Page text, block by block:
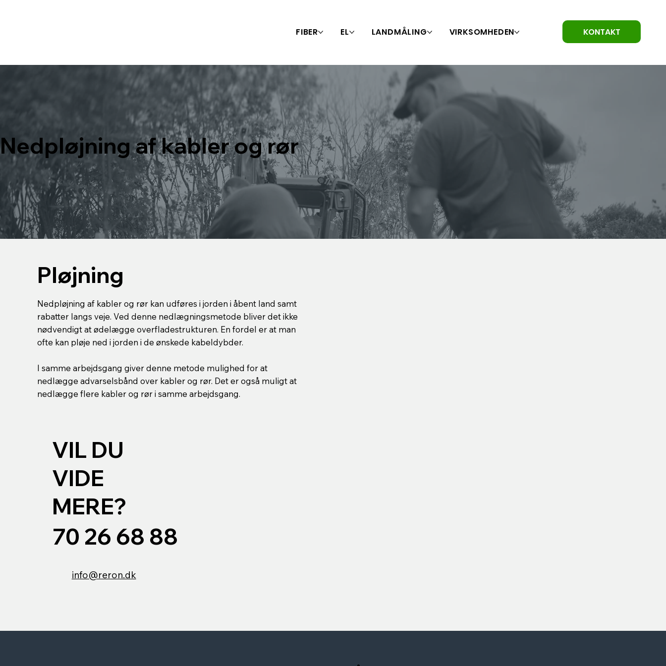
FIBER EL LANDMÅLING VIRKSOMHEDEN KONTAKT
Nedpløjning af kabler og rør
Pløjning
Nedpløjning af kabler og rør kan udføres i jorden i åbent land samt
rabatter langs veje. Ved denne nedlægningsmetode bliver det ikke
nødvendigt at ødelægge overfladestrukturen. En fordel er at man
ofte kan pløje ned i jorden i de ønskede kabeldybder.
I samme arbejdsgang giver denne metode mulighed for at
nedlægge advarselsbånd over kabler og rør. Det er også muligt at
nedlægge flere kabler og rør i samme arbejdsgang.
VIL DU
VIDE
MERE?
70 26 68 88
info@reron.dk